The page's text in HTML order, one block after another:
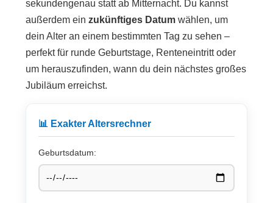
sekundengenau statt ab Mitternacht. Du kannst
außerdem ein zukünftiges Datumwählen, um
dein Alter an einem bestimmten Tag zu sehen –
perfekt für runde Geburtstage, Renteneintritt oder
um herauszufinden, wann du dein nächstes großes
Jubiläum erreichst.
📊 Exakter Altersrechner
Geburtsdatum: